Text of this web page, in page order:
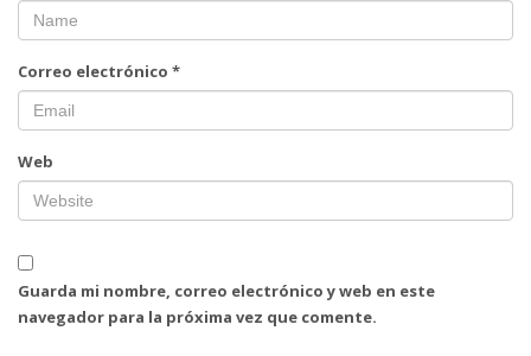
Correo electrónico *
Web
Guarda mi nombre, correo electrónico y web en este
navegador para la próxima vez que comente.